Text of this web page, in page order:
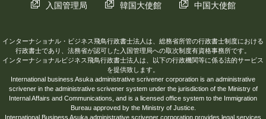
入国管理局 韓国大使館 中国大使館
インターナショナル・ビジネス飛鳥行政書士法人は、総務省所管の行政書士制度における
行政書士であり、法務省が認可した入国管理局への取次制度有資格事務所です。
インターナショナルビジネス飛鳥行政書士法人は、以下の行政機関等に係る法的サービス
を提供致します。
International business Asuka administrative scrivener corporation is an administrative
scrivener in the administrative scrivener system under the jurisdiction of the Ministry of
Internal Affairs and Communications, and is a licensed office system to the Immigration
Bureau approved by the Ministry of Justice.
International Business Asuka administrative scrivener corporation provides legal services